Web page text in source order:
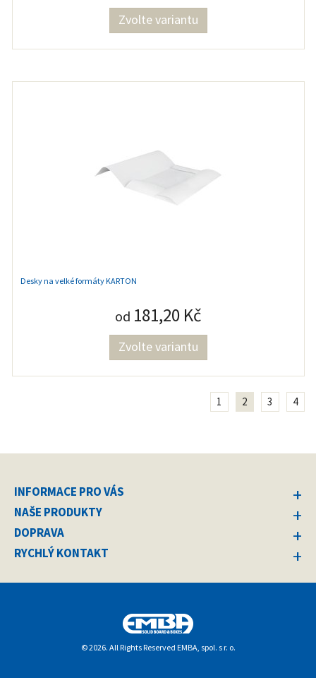
Zvolte variantu
Desky na velké formáty KARTON
od 181,20 Kč
Zvolte variantu
1 2 3 4
INFORMACE PRO VÁS
NAŠE PRODUKTY
DOPRAVA
RYCHLÝ KONTAKT
© 2026. All Rights Reserved EMBA, spol. s r. o.